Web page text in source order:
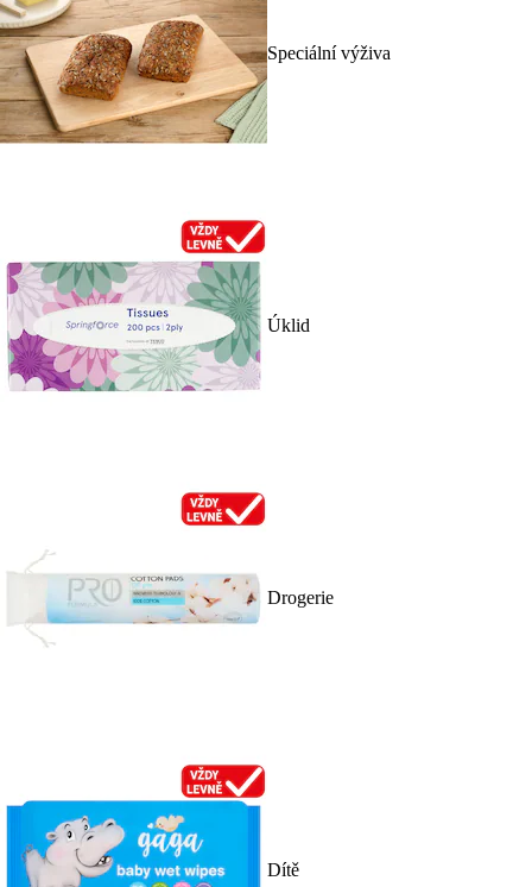
Speciální výživa
Úklid
Drogerie
Dítě